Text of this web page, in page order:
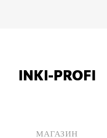
INKI-PROFI
МАГАЗИН